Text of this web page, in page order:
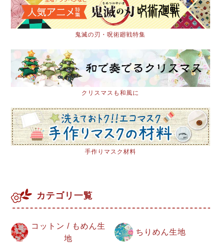
鬼滅の刃・呪術廻戦特集
クリスマスも和風に
手作りマスク材料
カテゴリ一覧
コットン / もめん生
地
ちりめん生地